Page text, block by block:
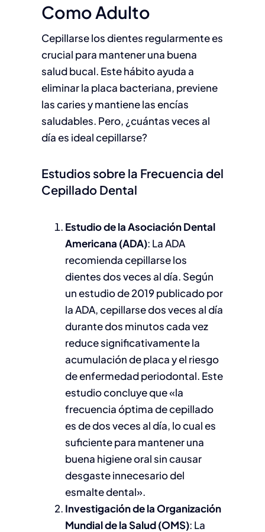
Como Adulto
Cepillarse los dientes regularmente es
crucial para mantener una buena
salud bucal. Este hábito ayuda a
eliminar la placa bacteriana, previene
las caries y mantiene las encías
saludables. Pero, ¿cuántas veces al
día es ideal cepillarse?
Estudios sobre la Frecuencia del
Cepillado Dental
Estudio de la Asociación Dental
Americana (ADA): La ADA
recomienda cepillarse los
dientes dos veces al día. Según
un estudio de 2019 publicado por
la ADA, cepillarse dos veces al día
durante dos minutos cada vez
reduce significativamente la
acumulación de placa y el riesgo
de enfermedad periodontal. Este
estudio concluye que «la
frecuencia óptima de cepillado
es de dos veces al día, lo cual es
suficiente para mantener una
buena higiene oral sin causar
desgaste innecesario del
esmalte dental».
Investigación de la Organización
Mundial de la Salud (OMS): La